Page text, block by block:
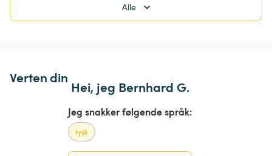
Alle
Verten din
Hei, jeg Bernhard G.
Jeg snakker følgende språk:
tysk